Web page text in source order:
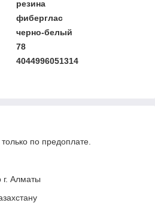
резина
фиберглас
черно-белый
78
4044996051314
по предоплате.
г. Алматы